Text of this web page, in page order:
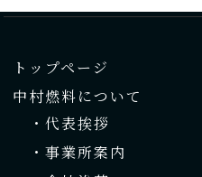
トップページ
中村燃料について
・代表挨拶
・事業所案内